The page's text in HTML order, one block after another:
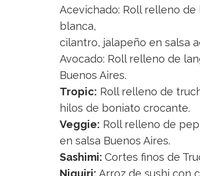
Acevichado: Roll relleno
blanca,
cilantro, jalapeño en salsa
Avocado: Roll relleno de
Buenos Aires.
Tropic: Roll relleno de
hilos de boniato crocante.
Veggie: Roll relleno de
en salsa Buenos Aires.
Sashimi: Cortes finos de
Niguiri: Arroz de sushi con